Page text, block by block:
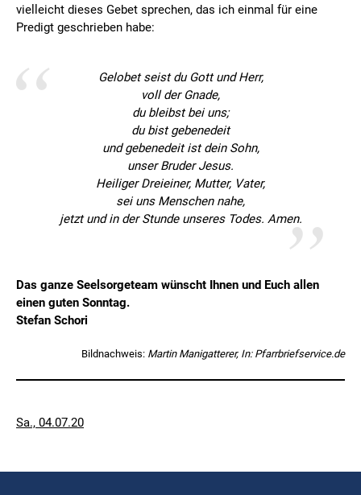
vielleicht dieses Gebet sprechen, das ich einmal für eine
Predigt geschrieben habe:
Gelobet seist du Gott und Herr,
voll der Gnade,
du bleibst bei uns;
du bist gebenedeit
und gebenedeit ist dein Sohn,
unser Bruder Jesus.
Heiliger Dreieiner, Mutter, Vater,
sei uns Menschen nahe,
jetzt und in der Stunde unseres Todes. Amen.
Das ganze Seelsorgeteam wünscht Ihnen und Euch allen
einen guten Sonntag.
Stefan Schori
Bildnachweis: Martin Manigatterer, In: Pfarrbriefservice.de
Veröffentlicht
Sa., 04.07.20